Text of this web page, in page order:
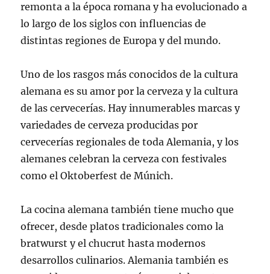
remonta a la época romana y ha evolucionado a
lo largo de los siglos con influencias de
distintas regiones de Europa y del mundo.
Uno de los rasgos más conocidos de la cultura
alemana es su amor por la cerveza y la cultura
de las cervecerías. Hay innumerables marcas y
variedades de cerveza producidas por
cervecerías regionales de toda Alemania, y los
alemanes celebran la cerveza con festivales
como el Oktoberfest de Múnich.
La cocina alemana también tiene mucho que
ofrecer, desde platos tradicionales como la
bratwurst y el chucrut hasta modernos
desarrollos culinarios. Alemania también es